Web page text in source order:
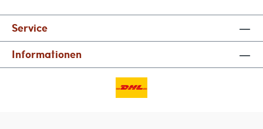
Service
Informationen